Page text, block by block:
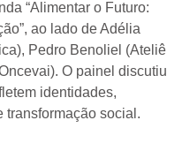
“Alimentar o Futuro:
ao lado de Adélia
Pedro Benoliel (Ateliê
O painel discutiu
identidades,
transformação social.